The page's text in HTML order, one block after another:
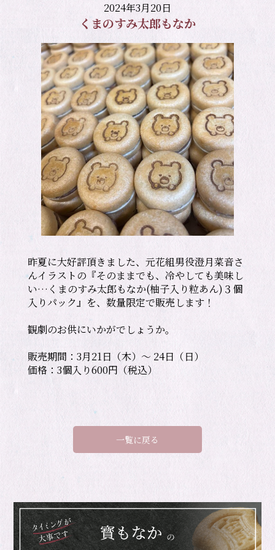
2024年3月20日
くまのすみ太郎もなか
昨夏に大好評頂きました、元花組男役澄月菜音さ
んイラストの『そのままでも、冷やしても美味し
い…くまのすみ太郎もなか(柚子入り粒あん)３個
入りパック』を、数量限定で販売します！
観劇のお供にいかがでしょうか。
販売期間：3月21日（木）〜 24日（日）
価格：3個入り600円（税込）
一覧に戻る